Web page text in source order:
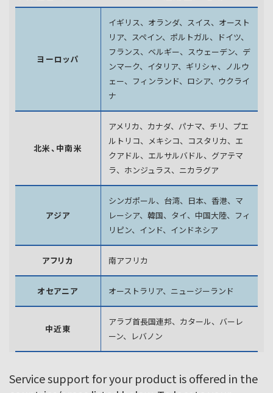
ヨーロッパ
イギリス、オランダ、スイス、オースト
リア、スペイン、 ポルトガル、ドイツ、
フランス、ベルギー、スウェーデン、 デ
ンマーク、イタリア、ギリシャ、ノルウ
ェー、フィンランド、 ロシア、ウクライ
ナ
北米、中南米
アメリカ、カナダ、パナマ、チリ、プエ
ルトリコ、メキシコ、 コスタリカ、エ
クアドル、エルサルバドル、グアテマ
ラ、 ホンジュラス、ニカラグア
アジア
シンガポール、台湾、日本、香港、マ
レーシア、韓国、 タイ、中国大陸、フィ
リピン、インド、インドネシア
アフリカ 南アフリカ
オセアニア オーストラリア、ニュージーランド
中近東
アラブ首長国連邦、カタール、バーレ
ーン、レバノン
Service support for your product is offered in the